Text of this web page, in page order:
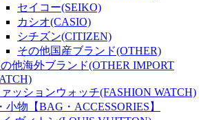
セイコー(SEIKO)
カシオ(CASIO)
シチズン(CITIZEN)
その他国産ブランド(OTHER)
他海外ブランド(OTHER IMPORT
ッションウォッチ(FASHION WATCH)
小物【BAG・ACCESSORIES】